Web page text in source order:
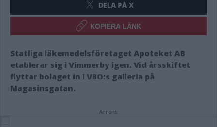
DELA PÅ X
KOPIERA LÄNK
Statliga läkemedelsföretaget Apoteket AB
etablerar sig i Vimmerby igen. Vid årsskiftet
flyttar bolaget in i VBO:s galleria på
Magasinsgatan.
Annons: